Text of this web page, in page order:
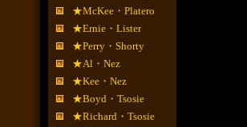
★McKee・Platero
★Ernie・Lister
★Perry・Shorty
★Al・Nez
★Kee・Nez
★Boyd・Tsosie
★Richard・Tsosie